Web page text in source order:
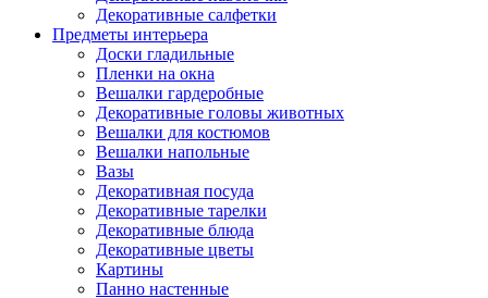
Декоративные салфетки
Предметы интерьера
Доски гладильные
Пленки на окна
Вешалки гардеробные
Декоративные головы животных
Вешалки для костюмов
Вешалки напольные
Вазы
Декоративная посуда
Декоративные тарелки
Декоративные блюда
Декоративные цветы
Картины
Панно настенные